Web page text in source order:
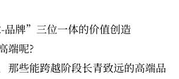
品牌”三位一体的价值创造
端呢?
那些能跨越阶段长青致远的高端品